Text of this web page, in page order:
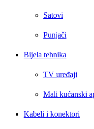
Satovi
Punjači
Bijela tehnika
TV uređaji
Mali kućanski
Kabeli i konektori